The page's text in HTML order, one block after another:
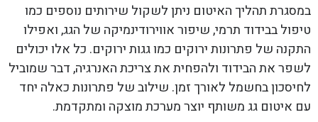
במסגרת תהליך האיטום ניתן לשקול שירותים נוספים כמו
טיפול בבידוד תרמי, שיפור אווירודינמיקה של הגג, ואפילו
התקנה של פתרונות ירוקים כמו גגות ירוקים. כל אלו יכולים
לשפר את הבידוד ולהפחית את צריכת האנרגיה, דבר שמוביל
לחיסכון בחשמל לאורך זמן. שילוב של פתרונות כאלה יחד
עם איטום גג משותף יוצר מערכת מוצקה ומתקדמת.